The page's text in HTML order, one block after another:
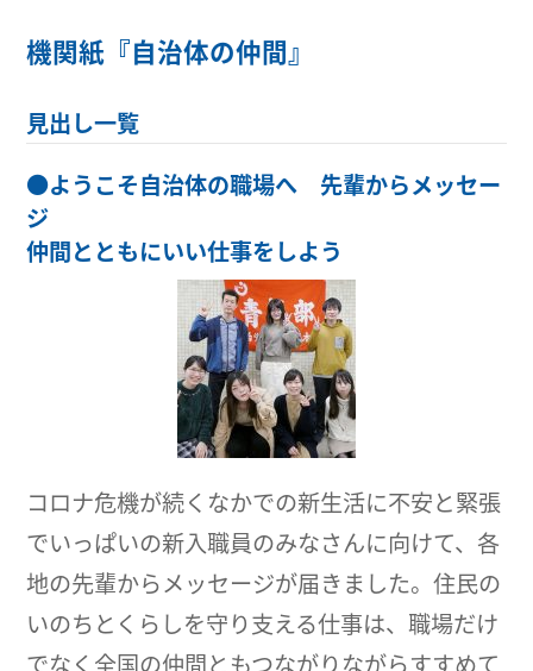
機関紙『自治体の仲間』
見出し一覧
●ようこそ自治体の職場へ 先輩からメッセー
ジ
仲間とともにいい仕事をしよう
コロナ危機が続くなかでの新生活に不安と緊張
でいっぱいの新入職員のみなさんに向けて、各
地の先輩からメッセージが届きました。住民の
いのちとくらしを守り支える仕事は、職場だけ
でなく全国の仲間ともつながりながらすすめて